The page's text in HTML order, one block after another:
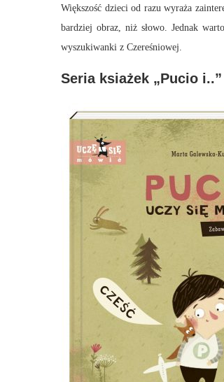
Większość dzieci od razu wyraża
bardziej obraz, niż słowo. Jednak
wyszukiwanki z Czereśniowej.
Seria ksiażek „Pucio i..”